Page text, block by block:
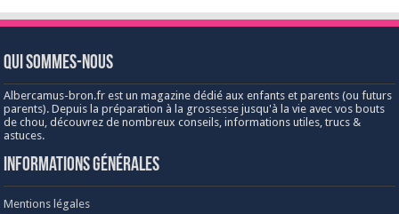
Qui sommes-nous
Albercamus-bron.fr est un magazine dédié aux enfants et parents (ou futurs
parents). Depuis la préparation à la grossesse jusqu'à la vie avec vos bouts
de chou, découvrez de nombreux conseils, informations utiles, trucs &
astuces.
Informations générales
Mentions légales